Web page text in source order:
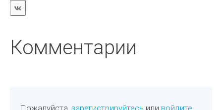
Комментарии
Пожалуйста,зарегистрируйтесь или войдите